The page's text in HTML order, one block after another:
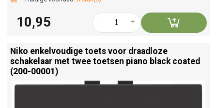
10,95 +
-
Niko enkelvoudige toets voor draadloze
schakelaar met twee toetsen piano black coated
(200-00001)